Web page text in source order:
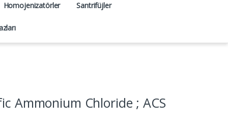
Homojenizatörler Santrifüjler
Ammonium Chloride ; ACS